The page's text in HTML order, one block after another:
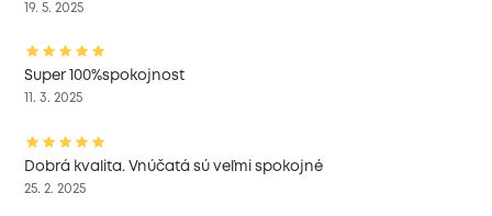
19. 5. 2025
Super 100%spokojnost
11. 3. 2025
Dobrá kvalita. Vnúčatá sú veľmi spokojné
25. 2. 2025